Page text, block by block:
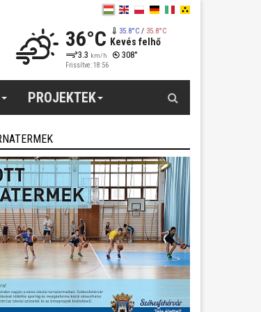
36°C 35.8°C/ 35.8°C
Kevés felhő
3.3 km/h 308°
Frissítve: 18:56
PROJEKTEK